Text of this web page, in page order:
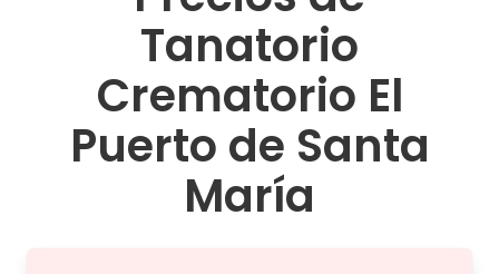
Tanatorio
Crematorio El
Puerto de Santa
María